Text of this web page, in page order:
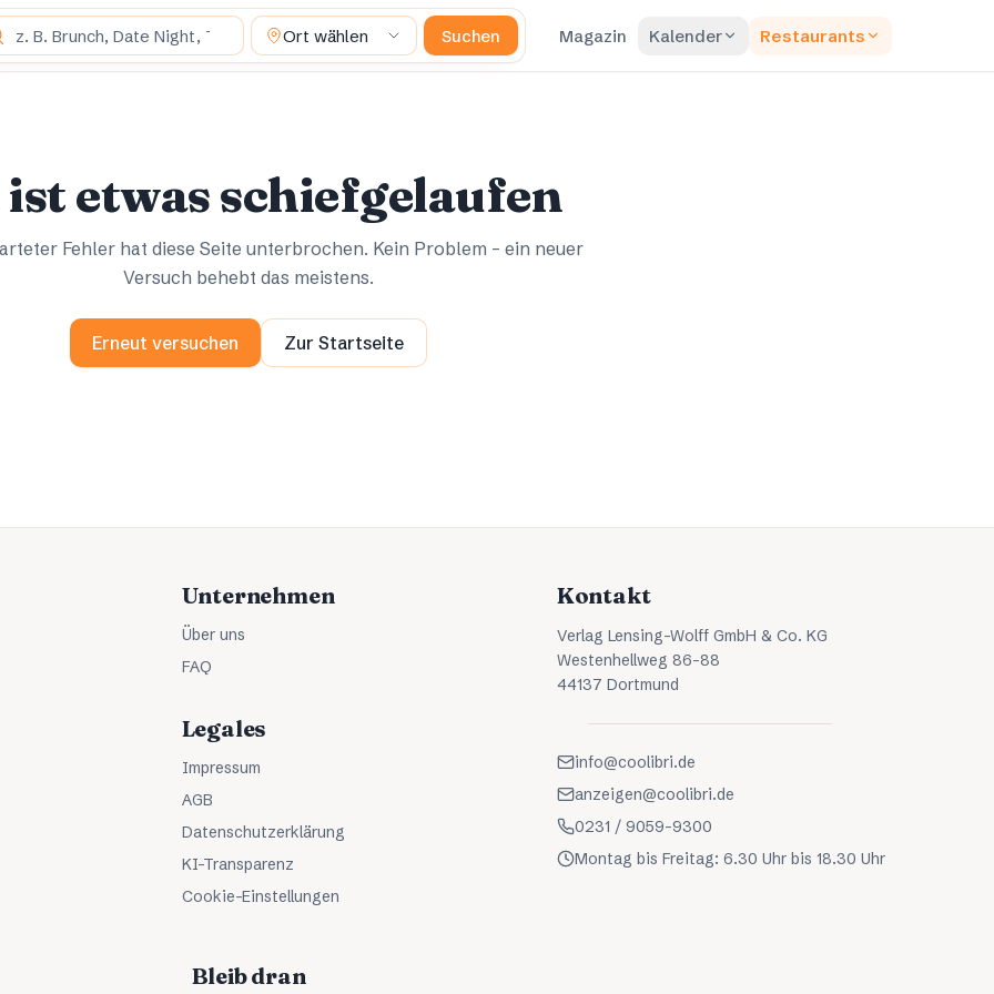
suchst du? Ort wählen Suchen Magazin Kalender Restaurants
ist etwas schiefgelaufen
Fehler hat diese Seite unterbrochen. Kein Problem – ein neuer
Versuch behebt das meistens.
Erneut versuchen Zur Startseite
Unternehmen
Über uns
FAQ
Legales
Impressum
AGB
Datenschutzerklärung
KI-Transparenz
Cookie-Einstellungen
Kontakt
Verlag Lensing-Wolff GmbH & Co. KG
Westenhellweg 86-88
44137 Dortmund
info@coolibri.de
anzeigen@coolibri.de
0231 / 9059-9300
Montag bis Freitag: 6.30 Uhr bis 18.30 Uhr
Bleib dran